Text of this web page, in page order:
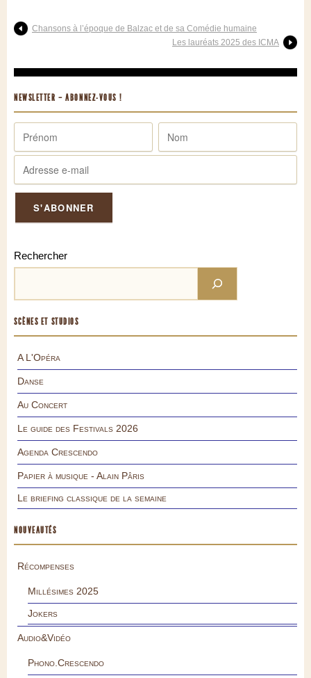
Chansons à l’époque de Balzac et de sa Comédie humaine
Les lauréats 2025 des ICMA
NEWSLETTER – ABONNEZ-VOUS !
Rechercher
SCÈNES ET STUDIOS
A L'Opéra
Danse
Au Concert
Le guide des Festivals 2026
Agenda Crescendo
Papier à musique - Alain Pâris
Le briefing classique de la semaine
NOUVEAUTÉS
Récompenses
Millésimes 2025
Jokers
Audio&Vidéo
Phono.Crescendo